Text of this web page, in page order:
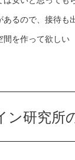
あるので、接待も
間を作って欲しい
ン研究所